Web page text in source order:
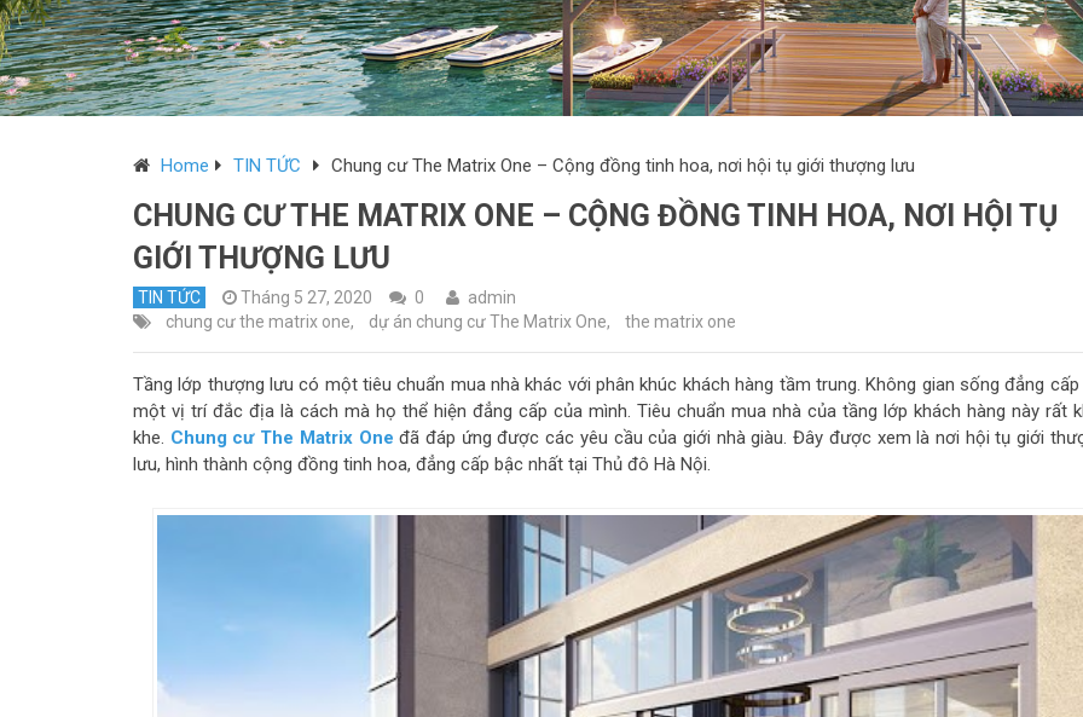
Home TIN TỨC Chung cư The Matrix One – Cộng đồng tinh hoa, nơi hội tụ giới thượng lưu
CHUNG CƯ THE MATRIX ONE – CỘNG ĐỒNG TINH HOA, NƠI HỘI TỤ
GIỚI THƯỢNG LƯU
TIN TỨC Tháng 5 27, 2020 0
admin
chung cư the matrix one, dự án chung cư The Matrix One, the matrix one
Tầng lớp thượng lưu có một tiêu chuẩn mua nhà khác với phân khúc khách hàng tầm trung. Không gian sống đẳng cấp
một vị trí đắc địa là cách mà họ thể hiện đẳng cấp của mình. Tiêu chuẩn mua nhà của tầng lớp khách hàng này rất
khe. Chung cư The Matrix One đã đáp ứng được các yêu cầu của giới nhà giàu. Đây được xem là nơi hội tụ giới
lưu, hình thành cộng đồng tinh hoa, đẳng cấp bậc nhất tại Thủ đô Hà Nội.